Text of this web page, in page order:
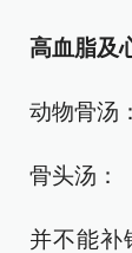
高血脂及
动物骨汤
骨头汤：
并不能补